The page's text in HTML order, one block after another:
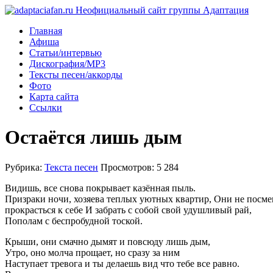
Главная
Афиша
Статьи/интервью
Дискография/MP3
Тексты песен/аккорды
Фото
Карта сайта
Ссылки
Остаётся лишь дым
Рубрика: Текста песен Просмотров: 5 284
Видишь, все снова покрывает казённая пыль.
Призраки ночи, хозяева теплых уютных квартир, Они не
прокрасться к себе И забрать с собой свой удушливый рай,
Пополам с беспробудной тоской.
Крыши, они смачно дымят и повсюду лишь дым,
Утро, оно молча прощает, но сразу за ним
Наступает тревога и ты делаешь вид что тебе все равно.